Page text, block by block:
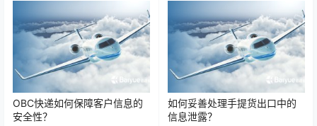
OBC快递如何保障客户信息的
安全性？
如何妥善处理手提货出口中的
信息泄露？